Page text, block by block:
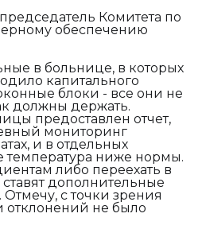
Комитета по
обеспечению
в больнице, в которых
капитального
блоки - все они не
должны держать.
предоставлен отчет,
мониторинг
и в отдельных
температура ниже нормы.
либо переехать в
дополнительные
с точки зрения
отклонений не было